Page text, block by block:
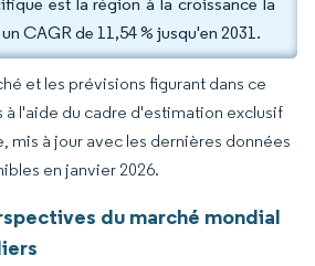
CAGR de 11,54 % jusqu'en 2031.
et les prévisions figurant dans ce
l'aide du cadre d'estimation exclusif
mis à jour avec les dernières données
en janvier 2026.
du marché mondial